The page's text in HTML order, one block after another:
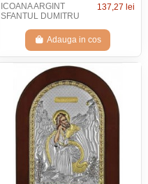
ICOANA ARGINT
SFANTUL DUMITRU
137,27 lei
Adauga in cos